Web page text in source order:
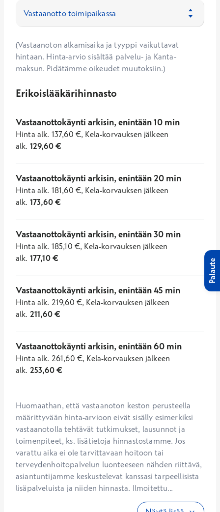
(Vastaanoton alkamisaika ja tyyppi vaikuttavat
hintaan. Hinta-arvio sisältää palvelu- ja Kanta-
maksun. Pidätämme oikeudet muutoksiin.)
Erikoislääkärihinnasto
Vastaanottokäynti arkisin, enintään 10 min
Hinta alk. 137,60 €, Kela-korvauksen jälkeen
alk. 129,60€
Vastaanottokäynti arkisin, enintään 20 min
Hinta alk. 181,60 €, Kela-korvauksen jälkeen
alk. 173,60€
Vastaanottokäynti arkisin, enintään 30 min
Hinta alk. 185,10 €, Kela-korvauksen jälkeen
alk. 177,10€
Vastaanottokäynti arkisin, enintään 45 min
Hinta alk. 219,60 €, Kela-korvauksen jälkeen
alk. 211,60€
Vastaanottokäynti arkisin, enintään 60 min
Hinta alk. 261,60 €, Kela-korvauksen jälkeen
alk. 253,60€
Huomaathan, että vastaanoton keston perusteella
määrittyvään hinta-arvioon eivät sisälly esimerkiksi
vastaanotolla tehtävät tutkimukset, lausunnot ja
toimenpiteet, ks. lisätietoja hinnastostamme. Jos
varattu aika ei ole tarvittavaan hoitoon tai
terveydenhoitopalvelun luonteeseen nähden riittävä,
asiantuntijamme keskustelevat kanssasi tarpeellisista
lisäpalveluista ja niiden hinnasta. Ilmoitettu...
Palaute